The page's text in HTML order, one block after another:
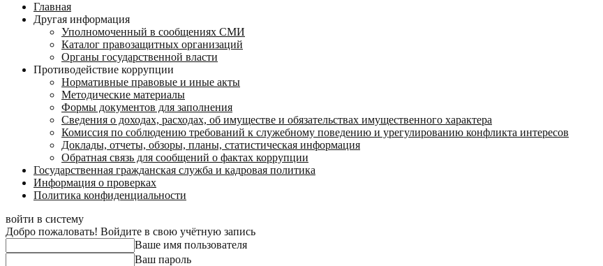
Главная
Другая информация
Уполномоченный в сообщениях СМИ
Каталог правозащитных организаций
Органы государственной власти
Противодействие коррупции
Нормативные правовые и иные акты
Методические материалы
Формы документов для заполнения
Сведения о доходах, расходах, об имуществе и обязательствах имущественного характера
Комиссия по соблюдению требований к служебному поведению и урегулированию конфликта интересов
Доклады, отчеты, обзоры, планы, статистическая информация
Обратная связь для сообщений о фактах коррупции
Государственная гражданская служба и кадровая политика
Информация о проверках
Политика конфиденциальности
войти в систему
Добро пожаловать! Войдите в свою учётную запись
Ваше имя пользователя
Ваш пароль